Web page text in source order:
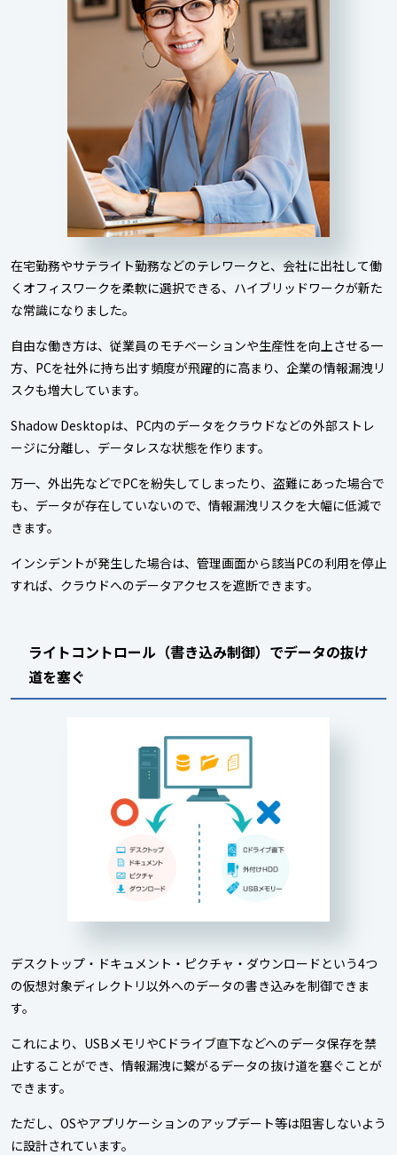
在宅勤務やサテライト勤務などのテレワークと、会社に出社して働
くオフィスワークを柔軟に選択できる、ハイブリッドワークが新た
な常識になりました。
自由な働き方は、従業員のモチベーションや生産性を向上させる一
方、PCを社外に持ち出す頻度が飛躍的に高まり、企業の情報漏洩リ
スクも増大しています。
Shadow Desktopは、PC内のデータをクラウドなどの外部ストレ
ージに分離し、データレスな状態を作ります。
万一、外出先などでPCを紛失してしまったり、盗難にあった場合で
も、データが存在していないので、情報漏洩リスクを大幅に低減で
きます。
インシデントが発生した場合は、管理画面から該当PCの利用を停止
すれば、クラウドへのデータアクセスを遮断できます。
ライトコントロール（書き込み制御）でデータの抜け
道を塞ぐ
デスクトップ・ドキュメント・ピクチャ・ダウンロードという4つ
の仮想対象ディレクトリ以外へのデータの書き込みを制御できま
す。
これにより、USBメモリやCドライブ直下などへのデータ保存を禁
止することができ、情報漏洩に繋がるデータの抜け道を塞ぐことが
できます。
ただし、OSやアプリケーションのアップデート等は阻害しないよう
に設計されています。